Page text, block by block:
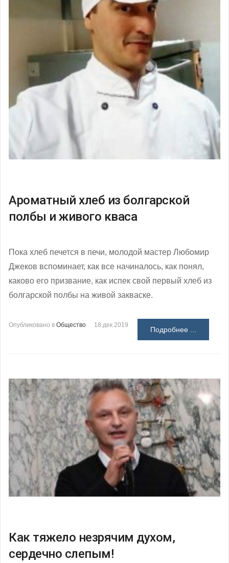
Ароматный хлеб из болгарской
полбы и живого кваса
Пока хлеб печется в печи, молодой мастер Любомир
Джеков вспоминает, как все начиналось, как понял,
каково его призвание, как испек свой первый хлеб из
болгарской полбы на живой закваске.
Опубликовано в Общество 18 дек 2019
Подробнее ...
Как тяжело незрячим духом,
сердечно слепым!